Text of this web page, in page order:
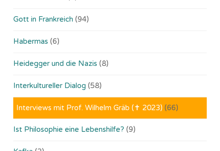
Gott in Frankreich (94)
Habermas (6)
Heidegger und die Nazis (8)
Interkultureller Dialog (58)
Interviews mit Prof. Wilhelm Gräb (✝ 2023) (66)
Ist Philosophie eine Lebenshilfe? (9)